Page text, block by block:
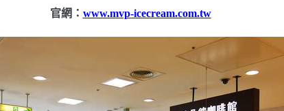
官網： www.mvp-icecream.com.tw